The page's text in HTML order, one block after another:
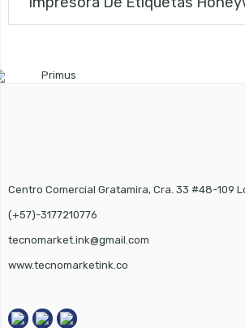
Centro Comercial Gratamira, Cra. 33 #48-109
(+57)-3177210776
tecnomarket.ink@gmail.com
www.tecnomarketink.co